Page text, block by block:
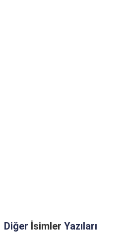
Diğer İsimler Yazıları